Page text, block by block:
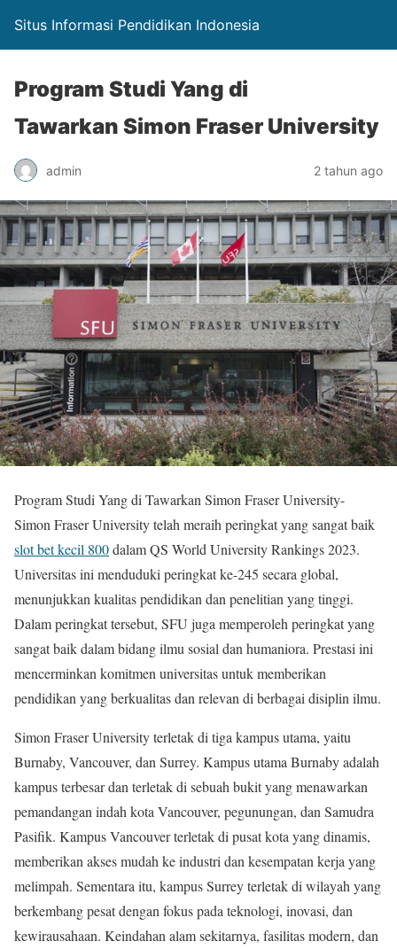
Situs Informasi Pendidikan Indonesia
Program Studi Yang di
Tawarkan Simon Fraser University
admin 2 tahun ago
Program Studi Yang di Tawarkan Simon Fraser University-
Simon Fraser University telah meraih peringkat yang sangat baik
slot bet kecil 800dalam QS World University Rankings 2023.
Universitas ini menduduki peringkat ke-245 secara global,
menunjukkan kualitas pendidikan dan penelitian yang tinggi.
Dalam peringkat tersebut, SFU juga memperoleh peringkat yang
sangat baik dalam bidang ilmu sosial dan humaniora. Prestasi ini
mencerminkan komitmen universitas untuk memberikan
pendidikan yang berkualitas dan relevan di berbagai disiplin ilmu.
Simon Fraser University terletak di tiga kampus utama, yaitu
Burnaby, Vancouver, dan Surrey. Kampus utama Burnaby adalah
kampus terbesar dan terletak di sebuah bukit yang menawarkan
pemandangan indah kota Vancouver, pegunungan, dan Samudra
Pasifik. Kampus Vancouver terletak di pusat kota yang dinamis,
memberikan akses mudah ke industri dan kesempatan kerja yang
melimpah. Sementara itu, kampus Surrey terletak di wilayah yang
berkembang pesat dengan fokus pada teknologi, inovasi, dan
kewirausahaan. Keindahan alam sekitarnya, fasilitas modern, dan